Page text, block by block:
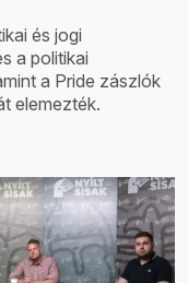
és jogi
a politikai
a Pride zászlók
elemezték.